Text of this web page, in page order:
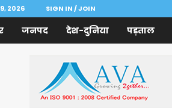
2026 SIGN IN / JOIN
जनपद देश-दुनिया पड़ताल